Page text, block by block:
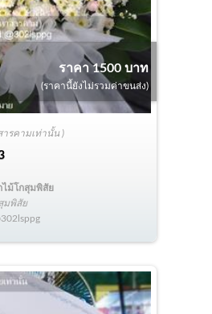
รคามเท่านั้น )
ราคา 1500 บาท
(ราคานี้ยังไม่รวมค่าขนส่ง)
ไม้โกสุมพิสัย
มพิสัย